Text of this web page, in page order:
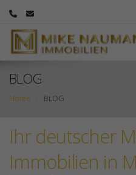
BLOG
Home BLOG
Ihr deutscher
Immobilien in